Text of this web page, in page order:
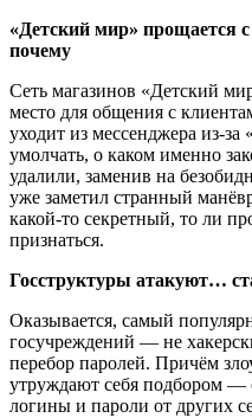
«Детский мир» прощается
почему
Сеть магазинов «Детский
место для общения с
уходит из мессенджера из-за
умолчать, о каком именно
удалили, заменив на
уже заметил странный
какой-то секретный, то ли
признаться.
Госструктуры атакуют…
Оказывается, самый
госучреждений — не
перебор паролей. Причём
утруждают себя подбором —
логины и пароли от других